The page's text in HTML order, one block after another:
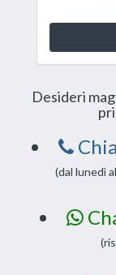
Desideri
(dal lunedì